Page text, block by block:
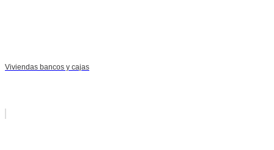
Viviendas bancos y cajas